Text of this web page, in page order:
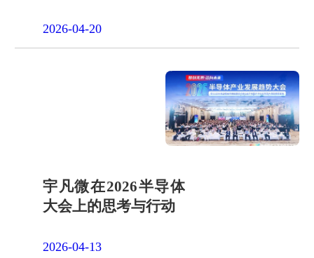
2026-04-20
宇凡微在2026半导体
大会上的思考与行动
2026-04-13